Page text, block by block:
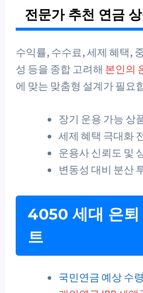
전문가 추천 연금
수익률, 수수료, 세제 혜택,
성 등을 종합 고려해 본인의
에 맞는 맞춤형 설계가 필요
장기 운용 가능 상
세제 혜택 극대화
운용사 신뢰도 및
변동성 대비 분산
4050 세대 은퇴
트
국민연금 예상 수